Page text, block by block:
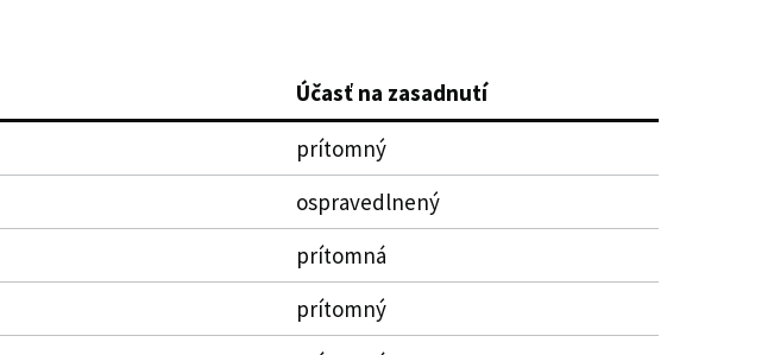
Účasť na zasadnutí
prítomný
ospravedlnený
prítomná
prítomný